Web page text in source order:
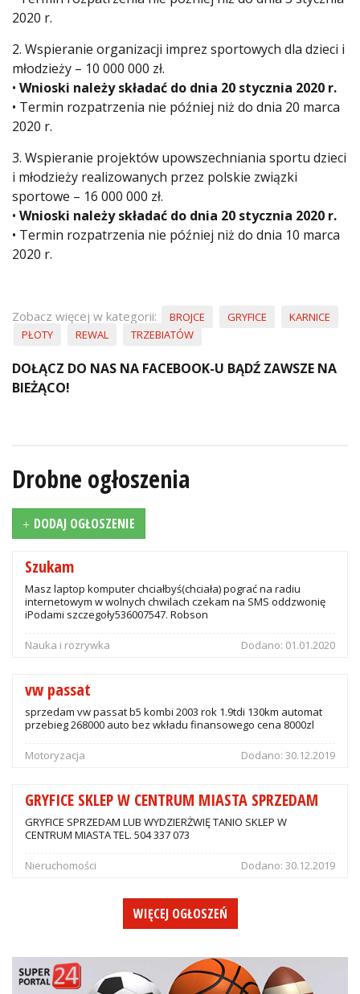
2020 r.
2. Wspieranie organizacji imprez sportowych dla dzieci i
młodzieży – 10 000 000 zł.
• Wnioski należy składać do dnia 20 stycznia 2020 r.
• Termin rozpatrzenia nie później niż do dnia 20 marca
2020 r.
3. Wspieranie projektów upowszechniania sportu dzieci
i młodzieży realizowanych przez polskie związki
sportowe – 16 000 000 zł.
• Wnioski należy składać do dnia 20 stycznia 2020 r.
• Termin rozpatrzenia nie później niż do dnia 10 marca
2020 r.
Zobacz więcej w kategorii: BROJCE GRYFICE
KARNICE
PŁOTY
REWAL TRZEBIATÓW
DOŁĄCZ DO NAS NA FACEBOOK-U BĄDŹ ZAWSZE NA
BIEŻĄCO!
Drobne ogłoszenia
DODAJ OGŁOSZENIE
Szukam
Masz laptop komputer chciałbyś(chciała) pograć na radiu
internetowym w wolnych chwilach czekam na SMS oddzwonię
iPodami szczegoły536007547. Robson
Nauka i rozrywka Dodano: 01.01.2020
vw passat
sprzedam vw passat b5 kombi 2003 rok 1.9tdi 130km automat
przebieg 268000 auto bez wkładu finansowego cena 8000zl
Motoryzacja Dodano: 30.12.2019
GRYFICE SKLEP W CENTRUM MIASTA SPRZEDAM
GRYFICE SPRZEDAM LUB WYDZIERŻWIĘ TANIO SKLEP W
CENTRUM MIASTA TEL. 504 337 073
Nieruchomości Dodano: 30.12.2019
WIĘCEJ OGŁOSZEŃ